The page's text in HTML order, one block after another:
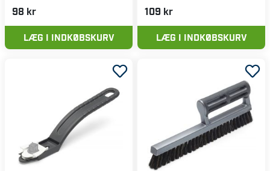
98 kr
LÆG I INDKØBSKURV
109 kr
LÆG I INDKØBSKURV